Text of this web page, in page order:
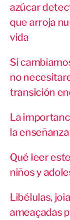
azúcar
que arroja
vida
Si
no
transición
La
la
Qué leer
niños y
Libélulas,
ameaçadas